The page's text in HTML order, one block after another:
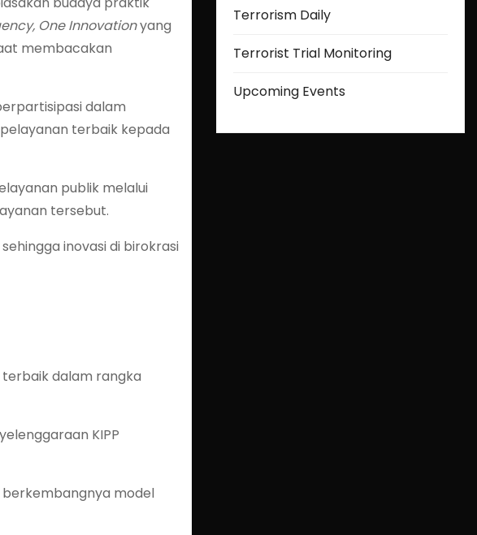
One Innovationyang
membacakan
dalam
terbaik kepada
publik melalui
tersebut.
inovasi di birokrasi
dalam rangka
KIPP
berkembangnya model
Terrorism Daily
Terrorist Trial Monitoring
Upcoming Events